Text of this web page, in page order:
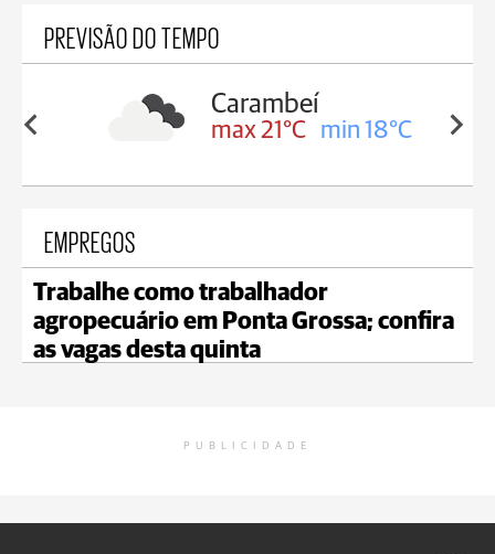
PREVISÃO DO TEMPO
19°C
Carambeí
max 21°C min 18°C
EMPREGOS
Trabalhe como trabalhador
agropecuário em Ponta Grossa; confira
as vagas desta quinta
PUBLICIDADE